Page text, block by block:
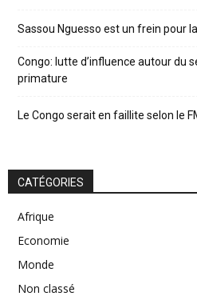
Sassou Nguesso est un frein pour
Congo: lutte d’influence autour du
primature
Le Congo serait en faillite selon le
CATÉGORIES
Afrique
Economie
Monde
Non classé